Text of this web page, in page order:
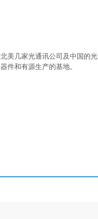
美几家光通讯公司及中国的
件和有源生产的基地。